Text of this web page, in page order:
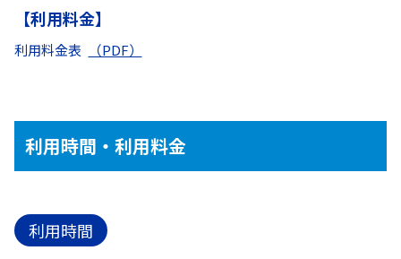
【利用料金】
利用料金表 （PDF）
利用時間・利用料金
利用時間